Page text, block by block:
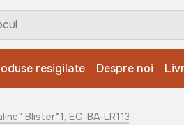
resigilate Despre noi
Blister*1, EG-BA-LR1130-01